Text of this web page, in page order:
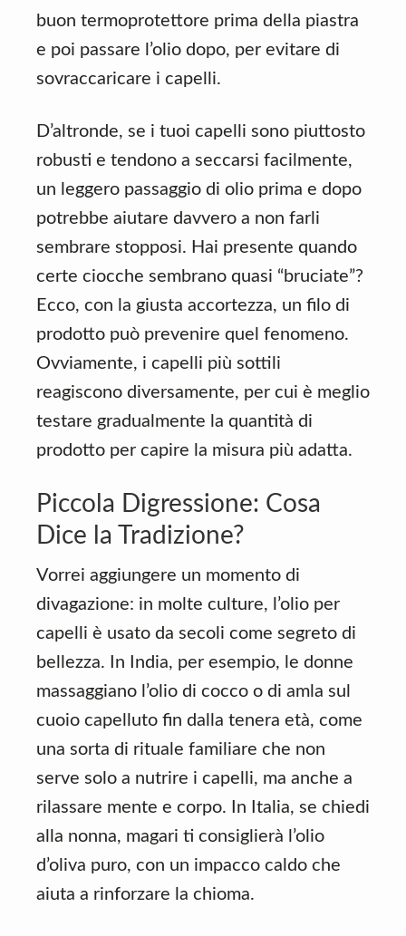
buon termoprotettore prima della piastra
e poi passare l’olio dopo, per evitare di
sovraccaricare i capelli.
D’altronde, se i tuoi capelli sono piuttosto
robusti e tendono a seccarsi facilmente,
un leggero passaggio di olio prima e dopo
potrebbe aiutare davvero a non farli
sembrare stopposi. Hai presente quando
certe ciocche sembrano quasi “bruciate”?
Ecco, con la giusta accortezza, un filo di
prodotto può prevenire quel fenomeno.
Ovviamente, i capelli più sottili
reagiscono diversamente, per cui è meglio
testare gradualmente la quantità di
prodotto per capire la misura più adatta.
Piccola Digressione: Cosa
Dice la Tradizione?
Vorrei aggiungere un momento di
divagazione: in molte culture, l’olio per
capelli è usato da secoli come segreto di
bellezza. In India, per esempio, le donne
massaggiano l’olio di cocco o di amla sul
cuoio capelluto fin dalla tenera età, come
una sorta di rituale familiare che non
serve solo a nutrire i capelli, ma anche a
rilassare mente e corpo. In Italia, se chiedi
alla nonna, magari ti consiglierà l’olio
d’oliva puro, con un impacco caldo che
aiuta a rinforzare la chioma.